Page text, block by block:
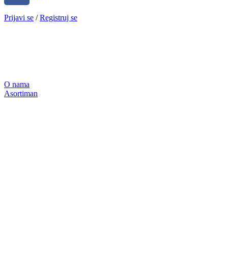
Prijavi se /Registruj se
O nama
Asortiman